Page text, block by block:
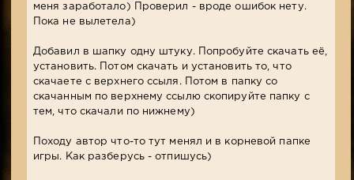
меня заработало) Проверил - вроде ошибок нету.
Пока не вылетела)
Добавил в шапку одну штуку. Попробуйте скачать её,
установить. Потом скачать и установить то, что
скачаете с верхнего ссыля. Потом в папку со
скачанным по верхнему ссылю скопируйте папку с
тем, что скачали по нижнему)
Походу автор что-то тут менял и в корневой папке
игры. Как разберусь - отпишусь)